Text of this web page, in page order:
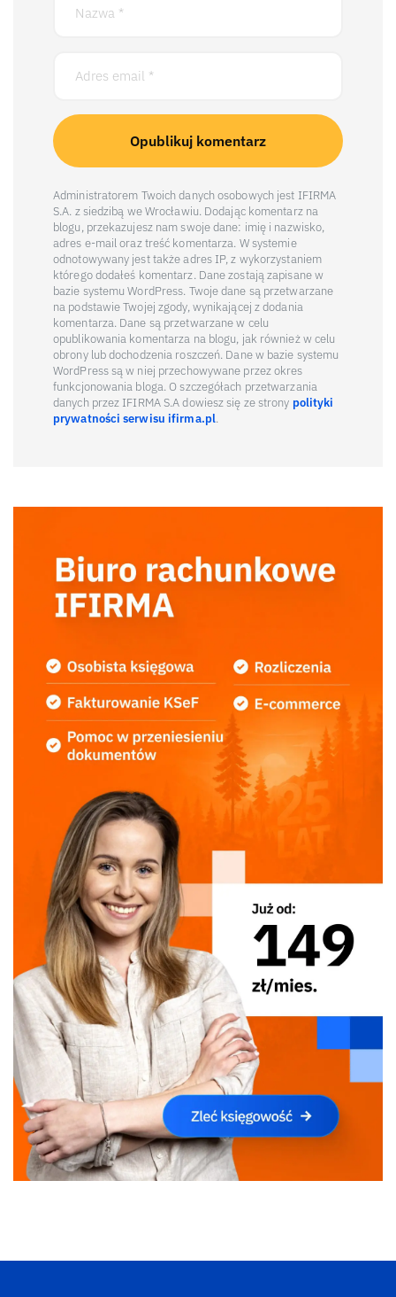
Administratorem Twoich danych osobowych jest IFIRMA
S.A. z siedzibą we Wrocławiu. Dodając komentarz na
blogu, przekazujesz nam swoje dane: imię i nazwisko,
adres e-mail oraz treść komentarza. W systemie
odnotowywany jest także adres IP, z wykorzystaniem
którego dodałeś komentarz. Dane zostają zapisane w
bazie systemu WordPress. Twoje dane są przetwarzane
na podstawie Twojej zgody, wynikającej z dodania
komentarza. Dane są przetwarzane w celu
opublikowania komentarza na blogu, jak również w celu
obrony lub dochodzenia roszczeń. Dane w bazie systemu
WordPress są w niej przechowywane przez okres
funkcjonowania bloga. O szczegółach przetwarzania
danych przez IFIRMA S.A dowiesz się ze strony polityki
prywatności serwisu ifirma.pl.